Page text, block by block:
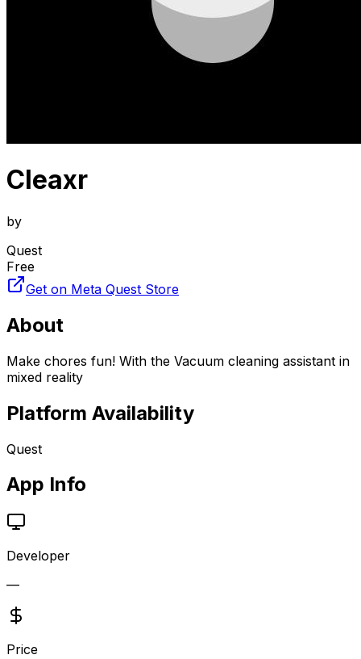
Cleaxr
by
Quest
Free
Get on Meta Quest Store
About
Make chores fun! With the Vacuum cleaning assistant in
mixed reality
Platform Availability
Quest
App Info
Developer
—
Price